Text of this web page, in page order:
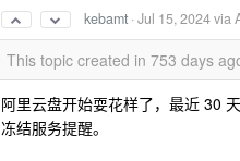
kebamt ·Jul 15, 2024via
This topic created in 753 days
阿里云盘开始耍花样了，最近 30
冻结服务提醒。